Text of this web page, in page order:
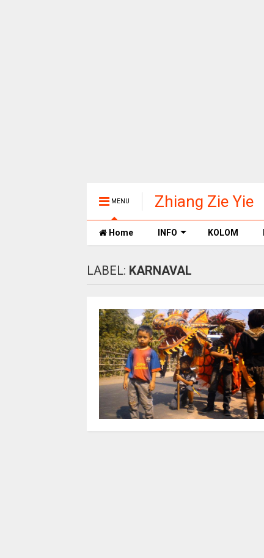
MENU Zhiang Zie Yie
Home INFO KOLOM
LABEL: KARNAVAL